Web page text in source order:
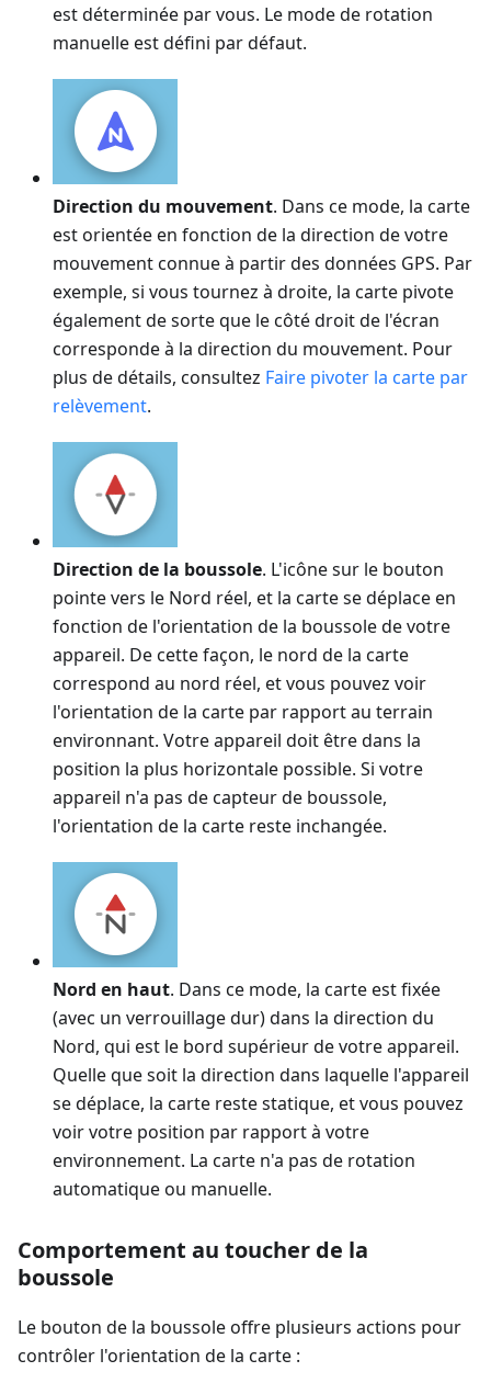
est déterminée par vous. Le mode de rotation
manuelle est défini par défaut.
Direction du mouvement. Dans ce mode, la carte
est orientée en fonction de la direction de votre
mouvement connue à partir des données GPS. Par
exemple, si vous tournez à droite, la carte pivote
également de sorte que le côté droit de l'écran
corresponde à la direction du mouvement. Pour
plus de détails, consultez Faire pivoter la carte par
relèvement.
Direction de la boussole. L'icône sur le bouton
pointe vers le Nord réel, et la carte se déplace en
fonction de l'orientation de la boussole de votre
appareil. De cette façon, le nord de la carte
correspond au nord réel, et vous pouvez voir
l'orientation de la carte par rapport au terrain
environnant. Votre appareil doit être dans la
position la plus horizontale possible. Si votre
appareil n'a pas de capteur de boussole,
l'orientation de la carte reste inchangée.
Nord en haut. Dans ce mode, la carte est fixée
(avec un verrouillage dur) dans la direction du
Nord, qui est le bord supérieur de votre appareil.
Quelle que soit la direction dans laquelle l'appareil
se déplace, la carte reste statique, et vous pouvez
voir votre position par rapport à votre
environnement. La carte n'a pas de rotation
automatique ou manuelle.
Comportement au toucher de la
boussole
Le bouton de la boussole offre plusieurs actions pour
contrôler l'orientation de la carte :